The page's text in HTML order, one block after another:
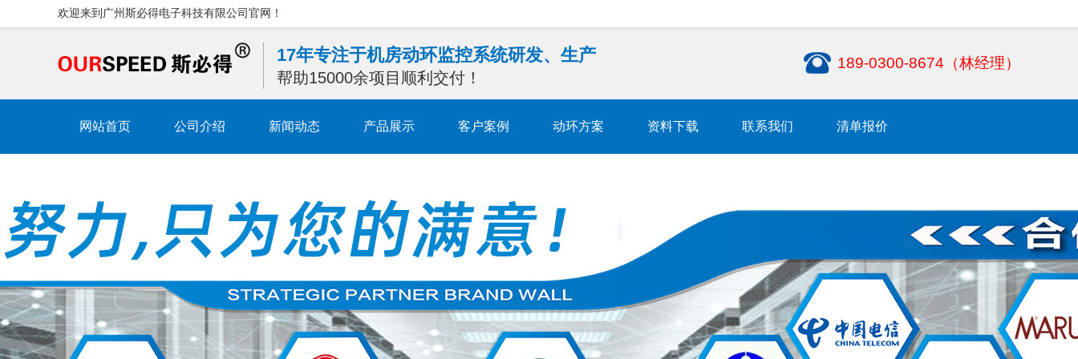
欢迎来到广州斯必得电子科技有限公司官网！
17年专注于机房动环监控系统研发、生产
帮助15000余项目顺利交付！
189-0300-8674（林经理）
网站首页 公司介绍 新闻动态 产品展示 客户案例 动环方案 资料下载 联系我们 清单报价